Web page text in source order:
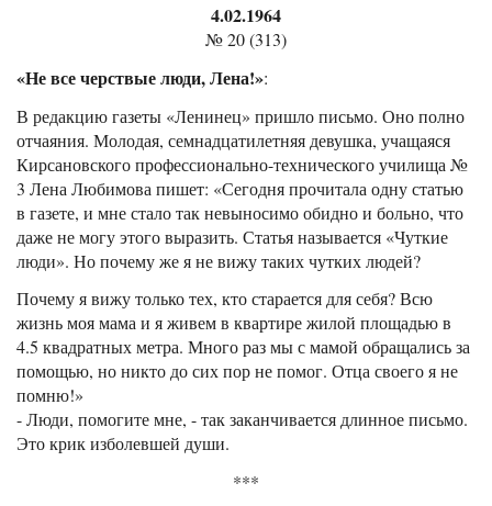
4.02.1964
№ 20 (313)
«Не все черствые люди, Лена!»:
В редакцию газеты «Ленинец» пришло письмо. Оно полно
отчаяния. Молодая, семнадцатилетняя девушка, учащаяся
Кирсановского профессионально-технического училища №
3 Лена Любимова пишет: «Сегодня прочитала одну статью
в газете, и мне стало так невыносимо обидно и больно, что
даже не могу этого выразить. Статья называется «Чуткие
люди». Но почему же я не вижу таких чутких людей?
Почему я вижу только тех, кто старается для себя? Всю
жизнь моя мама и я живем в квартире жилой площадью в
4.5 квадратных метра. Много раз мы с мамой обращались за
помощью, но никто до сих пор не помог. Отца своего я не
помню!»
- Люди, помогите мне, - так заканчивается длинное письмо.
Это крик изболевшей души.
***